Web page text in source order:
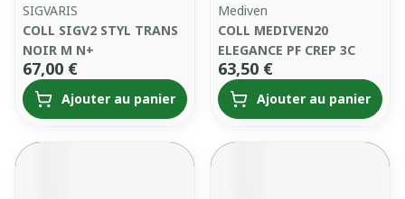
SIGVARIS
COLL SIGV2 STYL TRANS
NOIR M N+
67,00 €
Ajouter au panier
Mediven
COLL MEDIVEN20
ELEGANCE PF CREP 3C
63,50 €
Ajouter au panier